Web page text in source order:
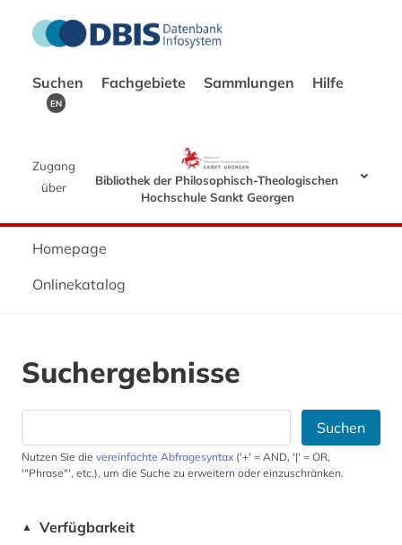
Suchen Fachgebiete Sammlungen Hilfe
EN
Zugang
über
Bibliothek der Philosophisch-Theologischen
Hochschule Sankt Georgen
Homepage
Onlinekatalog
Suchergebnisse
Suchen
Nutzen Sie die vereinfachte Abfragesyntax ('+' = AND, '|' = OR,
'"Phrase"', etc.), um die Suche zu erweitern oder einzuschränken.
▲ Verfügbarkeit